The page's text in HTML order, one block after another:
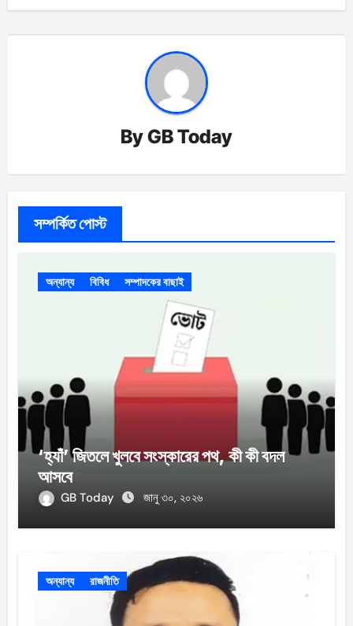
ByGB Today
সম্পর্কিত পোস্ট
অন্যান্য বিবিধ সম্পাদকের বাছাই
‘হ্যাঁ’ জিতলে খুলবে সংস্কারের পথ, কী কী বদল
আসবে
GB Today জানু ৩০, ২০২৬
অন্যান্য রাজনীতি